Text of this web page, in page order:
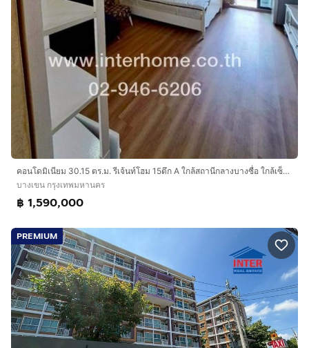
คอนโดมิเนียม 30.15 ตร.ม. รีเจ้นท์โฮม 15ตึก A ใกล้สถานีกลางบางซื่อ ใกล้เซ็นทรัลลาดพร้าว ถนนแจ้งวัฒนะ เขตบางเขน กรุงเทพมหานคร
บางเขน กรุงเทพมหานคร
฿ 1,590,000
PREMIUM